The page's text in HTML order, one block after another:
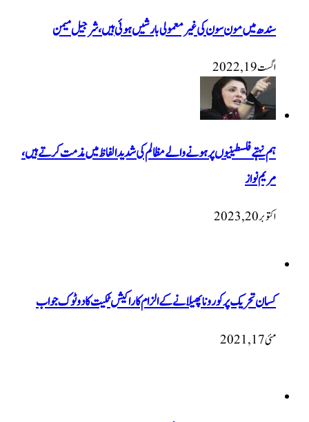
سندھ میں مون سون کی غیر معمولی بارشیں ہوئی ہیں، شرجیل میمن
اگست 19, 2022
‏ہم نہتے فلسطینیوں پر ہونے والے مظالم کی شدید الفاظ میں مذمت کرتے ہیں،
مریم نواز
اکتوبر 20, 2023
کسان تحریک پر کورونا پھیلانے کے الزام کا راکیش ٹکیت کا دو ٹوک جواب
مئی 17, 2021